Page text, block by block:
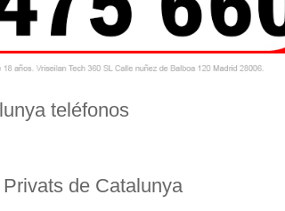
teléfonos
de Catalunya